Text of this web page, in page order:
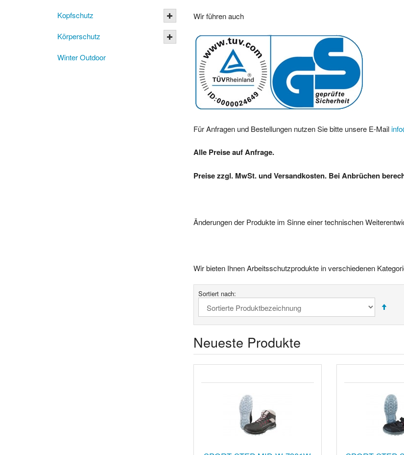
Wir führen auch
Für Anfragen und Bestellungen nutzen Sie bitte unsere E-Mail
Alle Preise auf Anfrage.
Preise zzgl. MwSt. und Versandkosten. Bei Anbrüchen
Änderungen der Produkte im Sinne einer technischen
Wir bieten Ihnen Arbeitsschutzprodukte in verschiedenen
Sortiert nach:
Neueste Produkte
Kopfschutz
Körperschutz
Winter Outdoor